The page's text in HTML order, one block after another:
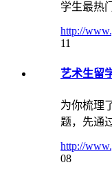
学生最热
http://
11
艺术生留
为你梳理
题，先通
http://
08